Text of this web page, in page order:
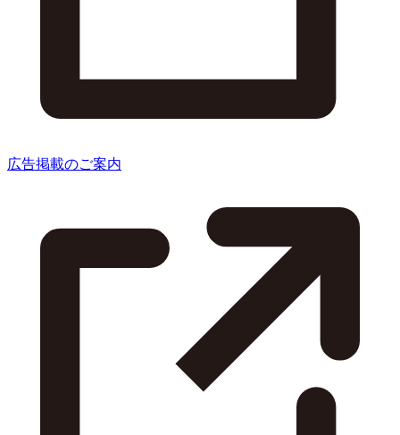
広告掲載のご案内